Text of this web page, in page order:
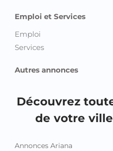
Emploi et Services
Emploi
Services
Autres annonces
Découvrez
de votre
Annonces Ariana